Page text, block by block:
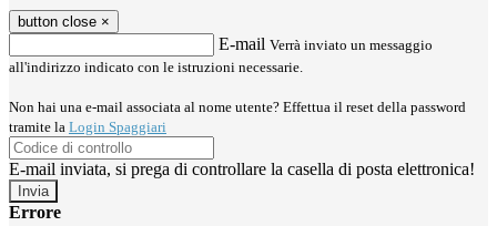
button close ×
E-mail Verrà inviato un messaggio
all'indirizzo indicato con le istruzioni necessarie.
Non hai una e-mail associata al nome utente? Effettua il reset della password
tramite la Login Spaggiari
E-mail inviata, si prega di controllare la casella di posta elettronica!
Errore